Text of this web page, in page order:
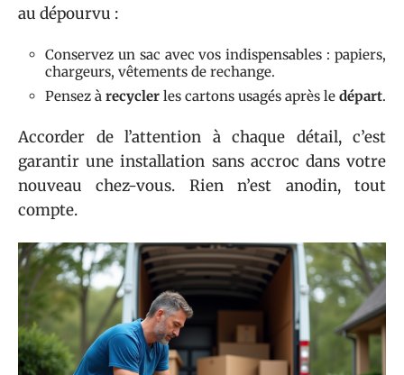
au dépourvu :
Conservez un sac avec vos indispensables : papiers,
chargeurs, vêtements de rechange.
Pensez à recycler les cartons usagés après le départ.
Accorder de l’attention à chaque détail, c’est
garantir une installation sans accroc dans votre
nouveau chez-vous. Rien n’est anodin, tout
compte.